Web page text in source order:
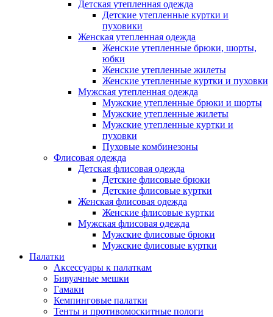
Детская утепленная одежда
Детские утепленные куртки и
пуховики
Женская утепленная одежда
Женские утепленные брюки, шорты,
юбки
Женские утепленные жилеты
Женские утепленные куртки и пуховки
Мужская утепленная одежда
Мужские утепленные брюки и шорты
Мужские утепленные жилеты
Мужские утепленные куртки и
пуховки
Пуховые комбинезоны
Флисовая одежда
Детская флисовая одежда
Детские флисовые брюки
Детские флисовые куртки
Женская флисовая одежда
Женские флисовые куртки
Мужская флисовая одежда
Мужские флисовые брюки
Мужские флисовые куртки
Палатки
Аксессуары к палаткам
Бивуачные мешки
Гамаки
Кемпинговые палатки
Тенты и противомоскитные пологи